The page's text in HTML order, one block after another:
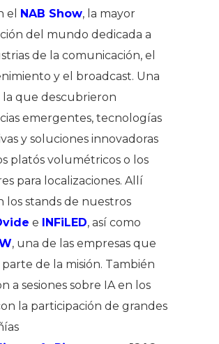
el NAB Show, la mayor
del mundo dedicada a
de la comunicación, el
y el broadcast. Una
la que descubrieron
emergentes, tecnologías
y soluciones innovadoras
platós volumétricos o los
para localizaciones. Allí
los stands de nuestros
e INFiLED, así como
, una de las empresas que
de la misión. También
a sesiones sobre IA en los
la participación de grandes